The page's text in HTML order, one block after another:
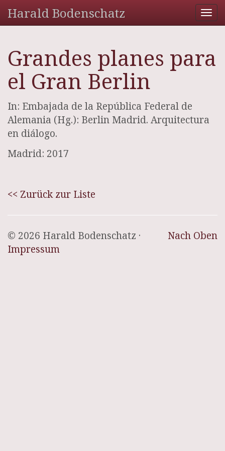
Harald Bodenschatz
Grandes planes para
el Gran Berlin
In: Embajada de la República Federal de
Alemania (Hg.): Berlin Madrid. Arquitectura
en diálogo.
Madrid: 2017
<< Zurück zur Liste
Nach Oben
© 2026 Harald Bodenschatz ·
Impressum